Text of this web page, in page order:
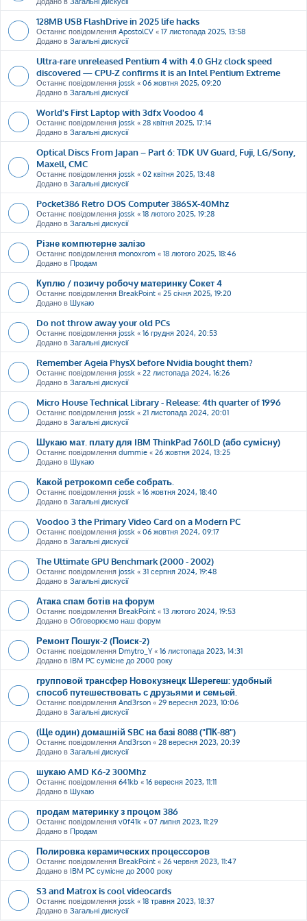
128MB USB FlashDrive in 2025 life hacks
Останнє повідомлення ApostolCV « 17 листопада 2025, 13:58
Додано в Загальні дискусії
Ultra-rare unreleased Pentium 4 with 4.0 GHz clock speed
discovered — CPU-Z confirms it is an Intel Pentium Extreme
Останнє повідомлення jossk « 06 жовтня 2025, 09:20
Додано в Загальні дискусії
World's First Laptop with 3dfx Voodoo 4
Останнє повідомлення jossk « 28 квітня 2025, 17:14
Додано в Загальні дискусії
Optical Discs From Japan – Part 6: TDK UV Guard, Fuji, LG/Sony,
Maxell, CMC
Останнє повідомлення jossk « 02 квітня 2025, 13:48
Додано в Загальні дискусії
Pocket386 Retro DOS Computer 386SX-40Mhz
Останнє повідомлення jossk « 18 лютого 2025, 19:28
Додано в Загальні дискусії
Різне компютерне залізо
Останнє повідомлення monoxrom « 18 лютого 2025, 18:46
Додано в Продам
Куплю / позичу робочу материнку Сокет 4
Останнє повідомлення BreakPoint « 25 січня 2025, 19:20
Додано в Шукаю
Do not throw away your old PCs
Останнє повідомлення jossk « 16 грудня 2024, 20:53
Додано в Загальні дискусії
Remember Ageia PhysX before Nvidia bought them?
Останнє повідомлення jossk « 22 листопада 2024, 16:26
Додано в Загальні дискусії
Micro House Technical Library - Release: 4th quarter of 1996
Останнє повідомлення jossk « 21 листопада 2024, 20:01
Додано в Загальні дискусії
Шукаю мат. плату для IBM ThinkPad 760LD (або сумісну)
Останнє повідомлення dummie « 26 жовтня 2024, 13:25
Додано в Шукаю
Какой ретрокомп себе собрать.
Останнє повідомлення jossk « 16 жовтня 2024, 18:40
Додано в Загальні дискусії
Voodoo 3 the Primary Video Card on a Modern PC
Останнє повідомлення jossk « 06 жовтня 2024, 09:17
Додано в Загальні дискусії
The Ultimate GPU Benchmark (2000 - 2002)
Останнє повідомлення jossk « 31 серпня 2024, 19:48
Додано в Загальні дискусії
Атака спам ботів на форум
Останнє повідомлення BreakPoint « 13 лютого 2024, 19:53
Додано в Обговорюємо наш форум
Ремонт Пошук-2 (Поиск-2)
Останнє повідомлення Dmytro_Y« 16 листопада 2023, 14:31
Додано в IBM PC сумісне до 2000 року
групповой трансфер Новокузнецк Шерегеш: удобный
способ путешествовать с друзьями и семьей.
Останнє повідомлення And3rson « 29 вересня 2023, 10:06
Додано в Загальні дискусії
(Ще один) домашній SBC на базі 8088 ("ПК-88")
Останнє повідомлення And3rson « 28 вересня 2023, 20:39
Додано в Загальні дискусії
шукаю AMD K6-2 300Mhz
Останнє повідомлення 641kb « 16 вересня 2023, 11:11
Додано в Шукаю
продам материнку з процом 386
Останнє повідомлення v0f41k « 07 липня 2023, 11:29
Додано в Продам
Полировка керамических процессоров
Останнє повідомлення BreakPoint « 26 червня 2023, 11:47
Додано в IBM PC сумісне до 2000 року
S3 and Matrox is cool videocards
Останнє повідомлення jossk « 18 травня 2023, 18:37
Додано в Загальні дискусії